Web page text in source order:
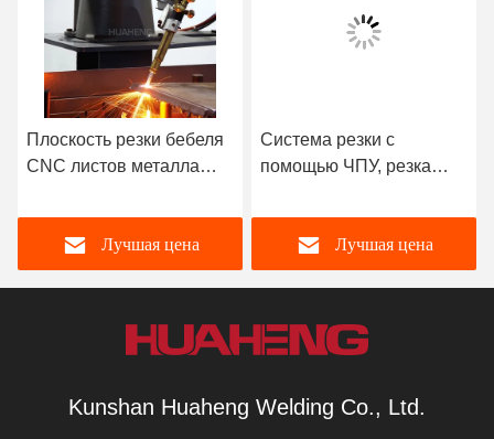
Плоскость резки бебеля
CNC листов металла
высокая точность
Лучшая цена
Система резки с
помощью ЧПУ, резка
косы, резка 6-9-осевой
сцепной обработки
Лучшая цена
Kunshan Huaheng Welding Co., Ltd.